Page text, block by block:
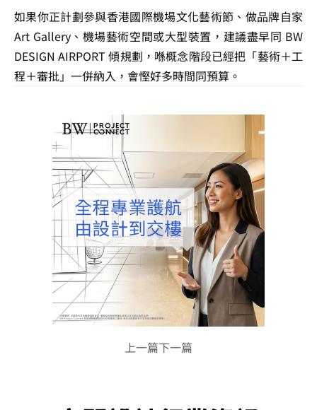
如果你正計劃參與香港國際機場文化藝術節、做品牌自家
Art Gallery、機場藝術空間或大型裝置，建議盡早同 BW
DESIGN AIRPORT 傾規劃，喺概念階段已經把「藝術＋工
程＋審批」一併納入，會慳好多時間同預算。
上一篇下一篇